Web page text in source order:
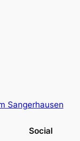
Sangerhausen
Social